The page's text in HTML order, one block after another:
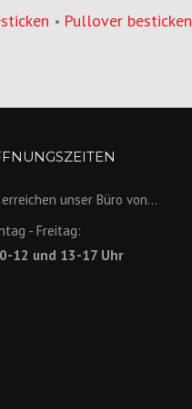
• Pullover besticken
unser Büro von...
- Freitag:
12 und 13-17 Uhr